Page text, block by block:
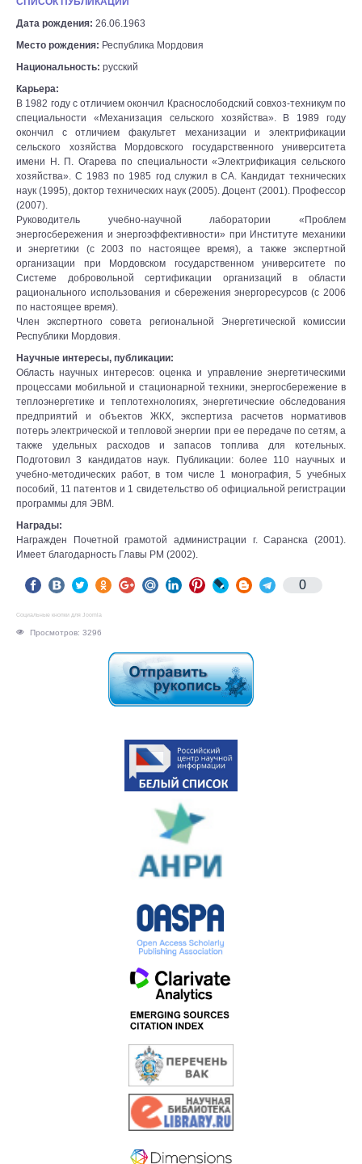
Дата рождения: 26.06.1963
Место рождения: Республика Мордовия
Национальность: русский
Карьера:
В 1982 году с отличием окончил Краснослободский совхоз-техникум по
специальности «Механизация сельского хозяйства». В 1989 году
окончил с отличием факультет механизации и электрификации
сельского хозяйства Мордовского государственного университета
имени Н. П. Огарева по специальности «Электрификация сельского
хозяйства». С 1983 по 1985 год служил в СА. Кандидат технических
наук (1995), доктор технических наук (2005). Доцент (2001). Профессор
(2007).
Руководитель учебно-научной лаборатории «Проблем
энергосбережения и энергоэффективности» при Институте механики
и энергетики (с 2003 по настоящее время), а также экспертной
организации при Мордовском государственном университете по
Системе добровольной сертификации организаций в области
рационального использования и сбережения энергоресурсов (с 2006
по настоящее время).
Член экспертного совета региональной Энергетической комиссии
Республики Мордовия.
Научные интересы, публикации:
Область научных интересов: оценка и управление энергетическими
процессами мобильной и стационарной техники, энергосбережение в
теплоэнергетике и теплотехнологиях, энергетические обследования
предприятий и объектов ЖКХ, экспертиза расчетов нормативов
потерь электрической и тепловой энергии при ее передаче по сетям, а
также удельных расходов и запасов топлива для котельных.
Подготовил 3 кандидатов наук. Публикации: более 110 научных и
учебно-методических работ, в том числе 1 монография, 5 учебных
пособий, 11 патентов и 1 свидетельство об официальной регистрации
программы для ЭВМ.
Награды:
Награжден Почетной грамотой администрации г. Саранска (2001).
Имеет благодарность Главы РМ (2002).
0
Социальные кнопки для Joomla
Просмотров: 3296